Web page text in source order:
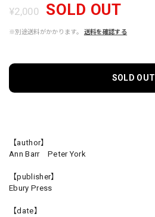
¥2,000 SOLD OUT
※別途送料がかかります。 送料を確認する
SOLD OUT
【author】
Ann Barr Peter York
【publisher】
Ebury Press
【date】